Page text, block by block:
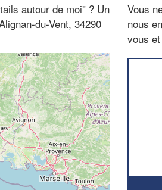
autour de moi" ? Un
du-Vent, 34290
Vous
nous
vous